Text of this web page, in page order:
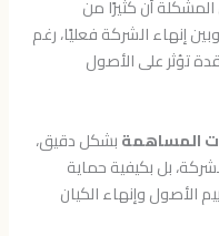
أن كثيرًا من
إنهاء الشركة فعليًا، رغم
تؤثر على الأصول
المساهمةبشكل دقيق،
بل بكيفية حماية
الأصول وإنهاء الكيان